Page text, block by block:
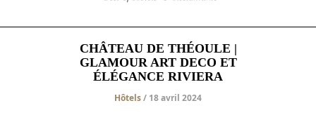
CHÂTEAU DE THÉOULE |
GLAMOUR ART DECO ET
ÉLÉGANCE RIVIERA
Hôtels/ 18 avril 2024